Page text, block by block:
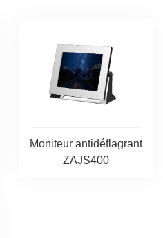
Moniteur antidéflagrant
ZAJS400